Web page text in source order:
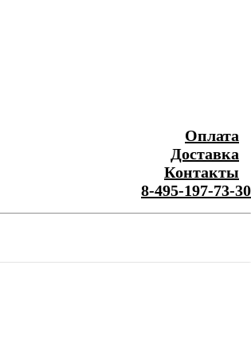
Оплата
Доставка
Контакты
8-495-197-73-30